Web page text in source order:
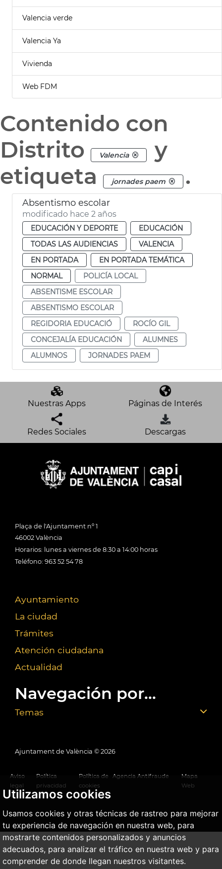
Utilizamos cookies
Usamos cookies y otras técnicas de rastreo para mejorar
tu experiencia de navegación en nuestra web, para
mostrarte contenidos personalizados y anuncios
adecuados, para analizar el tráfico en nuestra web y para
comprender de donde llegan nuestros visitantes.
Valencia verde
Valencia Ya
Vivienda
Web FDM
Contenido con
Distrito
Valencia
y
etiqueta
jornades paem .
Absentismo escolar
modificado hace 2 años
EDUCACIÓN Y DEPORTE
EDUCACIÓN
TODAS LAS AUDIENCIAS
VALENCIA
EN PORTADA
EN PORTADA TEMÁTICA
NORMAL
POLICÍA LOCAL
ABSENTISME ESCOLAR
ABSENTISMO ESCOLAR
REGIDORIA EDUCACIÓ
ROCÍO GIL
CONCEJALÍA EDUCACIÓN
ALUMNES
ALUMNOS
JORNADES PAEM
Nuestras Apps Páginas de Interés
Redes Sociales Descargas
Plaça de l'Ajuntament nº 1
46002 València
Horarios: lunes a viernes de 8:30 a 14:00 horas
Teléfono: 963 52 54 78
Ayuntamiento
La ciudad
Trámites
Atención ciudadana
Actualidad
Navegación por...
Temas
Ajuntament de València © 2026
Aviso
legal
Política
privacidad
Política de
cookies
Agencia Antifraude
Mapa
Web